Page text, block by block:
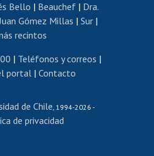
páginas blancas
os
reconocimiento de títulos
de Movilidad Estudiantil
de español
Bello | Beauchef| Dra.
Gómez Millas | Sur |
recintos
| Teléfonos y correos |
portal| Contacto
de Chile, 1994-2026 -
de privacidad